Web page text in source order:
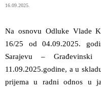
16.09.2025.
Na osnovu Odluke Vlade
16/25 od 04.09.2025.
Sarajevu –
11.09.2025.godine, a u
prijema u radni odnos u